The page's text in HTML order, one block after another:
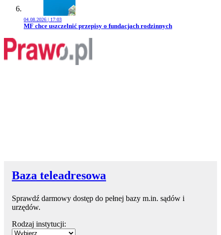
04.08.2026 | 17:03
Przejdź do artykułu:
MF chce uszczelnić przepisy o fundacjach rodzinnych
Baza teleadresowa
Sprawdź darmowy dostęp do pełnej bazy m.in. sądów i
urzędów.
Rodzaj instytucji: